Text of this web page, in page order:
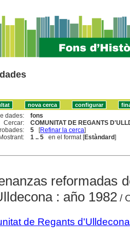
dades:
fons
Cercar:
COMUNITAT DE REGANTS
5 [Refinar la cerca]
1 .. 5 en el format [Estàndard]
reformadas
: año 1982/
de Regants d'Ulldecona